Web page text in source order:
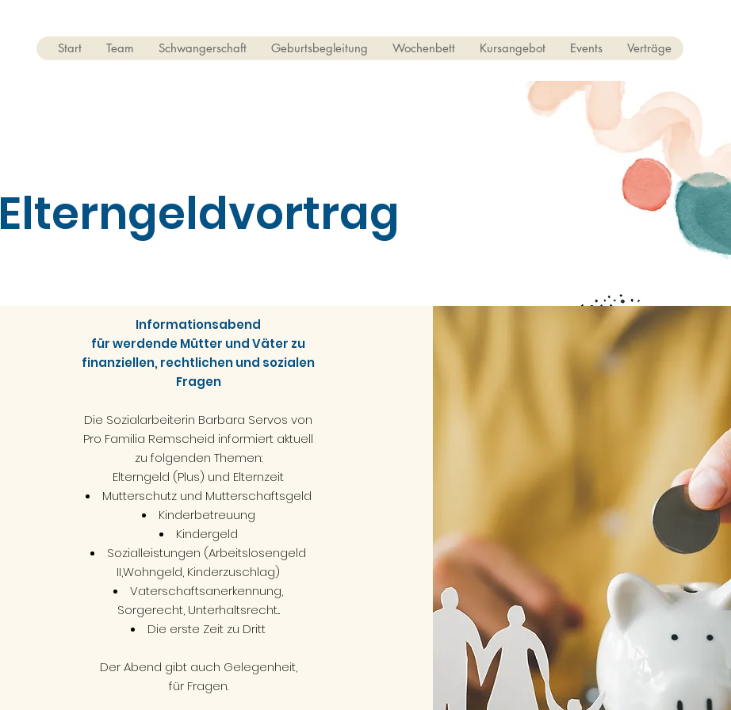
Start Team Schwangerschaft Geburtsbegleitung Wochenbett Kursangebot Events Verträge
Elterngeldvortrag
Informationsabend
für werdende Mütter und Väter zu
finanziellen, rechtlichen und sozialen
Fragen
Die Sozialarbeiterin Barbara Servos von
Pro Familia Remscheid informiert aktuell
zu folgenden Themen:
Elterngeld (Plus) und Elternzeit
Mutterschutz und Mutterschaftsgeld
Kinderbetreuung
Kindergeld
Sozialleistungen (Arbeitslosengeld
II,Wohngeld, Kinderzuschlag)
Vaterschaftsanerkennung,
Sorgerecht, Unterhaltsrecht...
Die erste Zeit zu Dritt
Der Abend gibt auch Gelegenheit,
für Fragen.